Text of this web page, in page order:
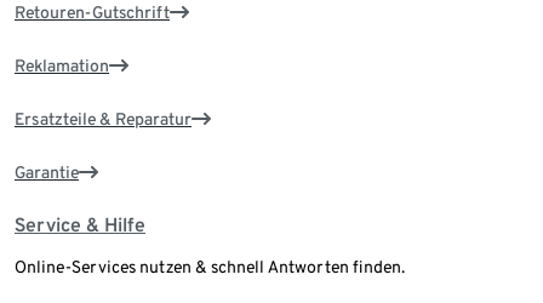
Retouren-Gutschrift
Reklamation
Ersatzteile & Reparatur
Garantie
Service & Hilfe
Online-Services nutzen & schnell Antworten finden.